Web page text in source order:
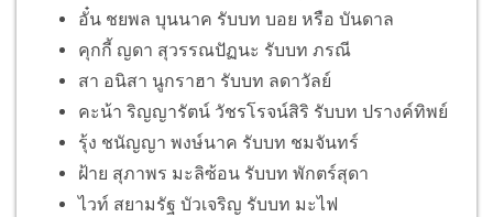
อั๋น ชยพล บุนนาค รับบท บอย หรือ บันดาล
คุกกี้ ญดา สุวรรณปัฏนะ รับบท ภรณี
สา อนิสา นูกราฮา รับบท ลดาวัลย์
คะน้า ริญญารัตน์ วัชรโรจน์สิริ รับบท ปรางค์ทิพย์
รุ้ง ชนัญญา พงษ์นาค รับบท ชมจันทร์
ฝ้าย สุภาพร มะลิซ้อน รับบท พักตร์สุดา
ไวท์ สยามรัฐ บัวเจริญ รับบท มะไฟ